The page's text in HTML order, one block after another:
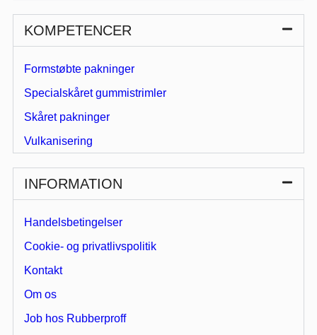
KOMPETENCER
Formstøbte pakninger
Specialskåret gummistrimler
Skåret pakninger
Vulkanisering
INFORMATION
Handelsbetingelser
Cookie- og privatlivspolitik
Kontakt
Om os
Job hos Rubberproff